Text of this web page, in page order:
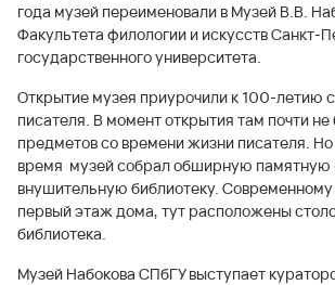
года музей переименовали в Музей В.В.
Факультета филологии и искусств Санкт-
государственного университета.
Открытие музея приурочили к 100-летию
писателя. В момент открытия там почти
предметов со времени жизни писателя.
время музей собрал обширную памятную
внушительную библиотеку.
первый этаж дома, тут расположены
библиотека.
Музей Набокова СПбГУ выступает